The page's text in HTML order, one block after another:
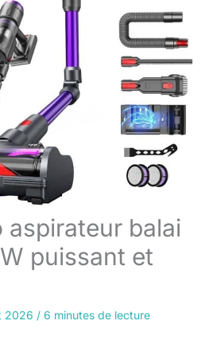
aspirateur balai
puissant et
2026 / 6 minutes de lecture